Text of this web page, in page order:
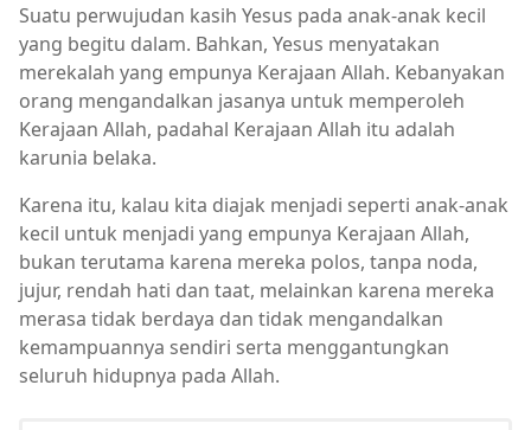
Suatu perwujudan kasih Yesus pada anak-anak kecil
yang begitu dalam. Bahkan, Yesus menyatakan
merekalah yang empunya Kerajaan Allah. Kebanyakan
orang mengandalkan jasanya untuk memperoleh
Kerajaan Allah, padahal Kerajaan Allah itu adalah
karunia belaka.
Karena itu, kalau kita diajak menjadi seperti anak-anak
kecil untuk menjadi yang empunya Kerajaan Allah,
bukan terutama karena mereka polos, tanpa noda,
jujur, rendah hati dan taat, melainkan karena mereka
merasa tidak berdaya dan tidak mengandalkan
kemampuannya sendiri serta menggantungkan
seluruh hidupnya pada Allah.